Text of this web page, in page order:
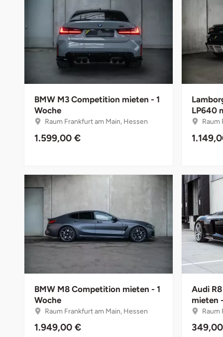
BMW M3 Competition mieten - 1
Woche
Raum Frankfurt am Main, Hessen
1.599,00 €
LP640
Raum
BMW M8 Competition mieten - 1
Woche
Raum Frankfurt am Main, Hessen
1.949,00 €
Audi
mieten
Raum
Frankfurt am Main
Freiberg
Fürstenfeldbruck
Gersfeld
Gotha
Göppingen